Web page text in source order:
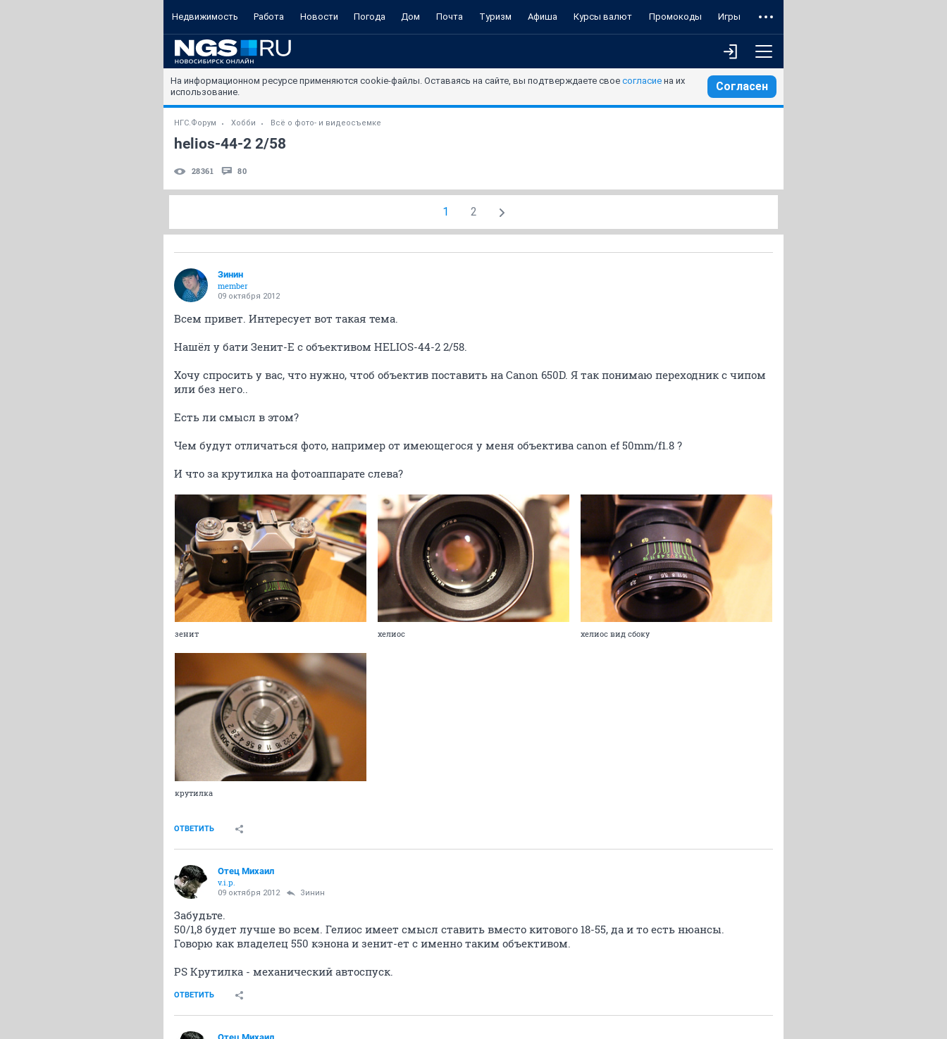
Недвижимость Работа Новости Погода Дом Почта Туризм Афиша Курсы валют Промокоды Игры
На информационном ресурсе применяются cookie-файлы. Оставаясь на сайте, вы подтверждаете свое согласие на их
использование.
Согласен
НГС.Форум Хобби Всё о фото- и видеосъемке
helios-44-2 2/58
28361 80
1 2
Зинин
member
09 октября 2012
Всем привет. Интересует вот такая тема.
Нашёл у бати Зенит-Е с объективом HELIOS-44-2 2/58.
Хочу спросить у вас, что нужно, чтоб объектив поставить на Canon 650D. Я так понимаю переходник с чипом
или без него..
Есть ли смысл в этом?
Чем будут отличаться фото, например от имеющегося у меня объектива canon ef 50mm/f1.8 ?
И что за крутилка на фотоаппарате слева?
зенит хелиос хелиос вид сбоку
крутилка
ОТВЕТИТЬ
Отец Михаил
v.i.p.
09 октября 2012 Зинин
Забудьте.
50/1,8 будет лучше во всем. Гелиос имеет смысл ставить вместо китового 18-55, да и то есть нюансы.
Говорю как владелец 550 кэнона и зенит-ет с именно таким объективом.
PS Крутилка - механический автоспуск.
ОТВЕТИТЬ